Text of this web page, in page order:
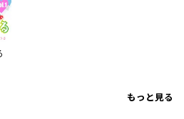
もっと見る